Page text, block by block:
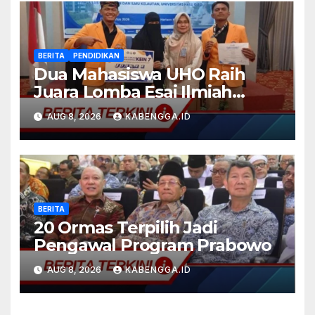
BERITA PENDIDIKAN
Dua Mahasiswa UHO Raih
Juara Lomba Esai Ilmiah
Tingkat Nasional 2026
AUG 8, 2026 KABENGGA.ID
BERITA
20 Ormas Terpilih Jadi
Pengawal Program Prabowo
AUG 8, 2026 KABENGGA.ID